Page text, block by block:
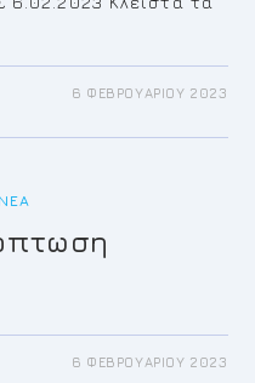
6 ΦΕΒΡΟΥΑΡΊΟΥ 2023
ΝΈΑ
6 ΦΕΒΡΟΥΑΡΊΟΥ 2023